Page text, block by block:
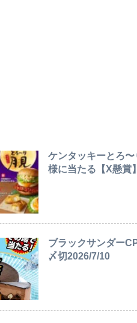
ケンタッキーとろ
様に当たる【X懸賞
ブラックサンダー
〆切2026/7/10